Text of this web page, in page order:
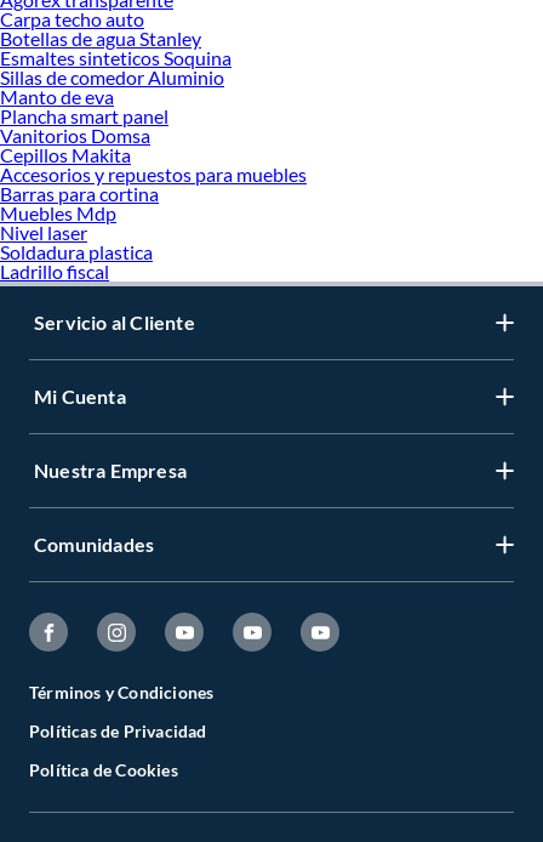
Carpa techo auto
Botellas de agua Stanley
Esmaltes sinteticos Soquina
Sillas de comedor Aluminio
Manto de eva
Plancha smart panel
Vanitorios Domsa
Cepillos Makita
Accesorios y repuestos para muebles
Barras para cortina
Muebles Mdp
Nivel laser
Soldadura plastica
Ladrillo fiscal
Servicio al Cliente
Mi Cuenta
Nuestra Empresa
Comunidades
Términos y Condiciones
Políticas de Privacidad
Política de Cookies